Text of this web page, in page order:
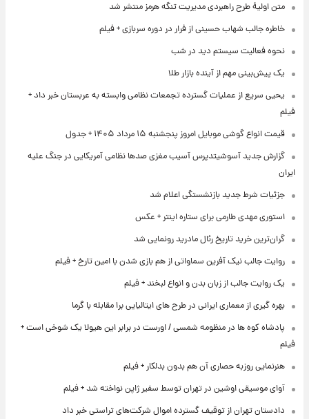
متن اولیۀ طرح راهبردی مدیریت تنگه هرمز منتشر شد
خاطره جالب شهاب حسینی از فرار در دوره سربازی + فیلم
نحوه فعالیت سیستم دید در شب
یک پیش‌بینی مهم از آینده بازار طلا
یحیی سریع از عملیات گسترده تجمعات نظامی وابسته به عربستان خبر داد +
فیلم
قیمت انواع گوشی موبایل امروز پنجشنبه ۱۵ مرداد ۱۴۰۵ + جدول
گزارش جدید آسوشیتدپرس آسیب مغزی صدها نظامی آمریکایی در جنگ علیه
ایران
جزئیات شرط جدید بازنشستگی اعلام شد
استوری مهدی طارمی برای ستاره اینتر + عکس
گران‌ترین خرید تاریخ رئال مادرید رونمایی شد
روایت جالب نیک آفرین سماواتی از هم بازی شدن با امین تارخ + فیلم
یک روایت جالب از زبان بدن و انواع لبخند + فیلم
بهره گیری از معماری ایرانی در طرح های ایتالیایی برا مقابله با گرما
پادشاه کوه ها در منظومه شمسی / اورست در برابر این هیولا یک شوخی است +
فیلم
هنرنمایی روزبه حصاری آن هم بدون بدلکار + فیلم
آوای موسیقی اوشین در تهران توسط سفیر ژاپن نواخته شد + فیلم
دادستان تهران از توقیف گسترده اموال شرکت‌های تراستی خبر داد